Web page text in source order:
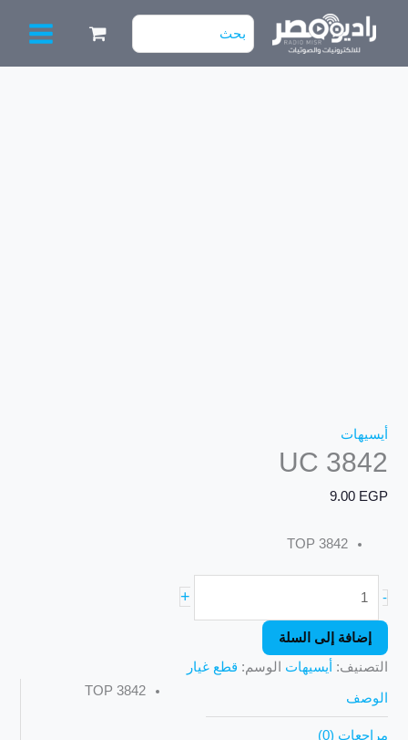
البحث
عن:
أيسيهات
UC 3842
9.00 EGP
TOP 3842
-
+
إضافة إلى السلة
التصنيف:
أيسيهات الوسم: قطع غيار
الوصف
مراجعات (0)
TOP 3842